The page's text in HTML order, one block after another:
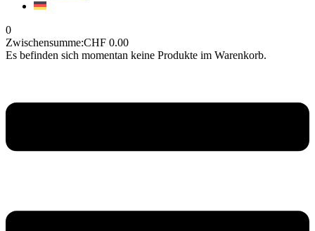
0
Zwischensumme:CHF 0.00
Es befinden sich momentan keine Produkte im Warenkorb.